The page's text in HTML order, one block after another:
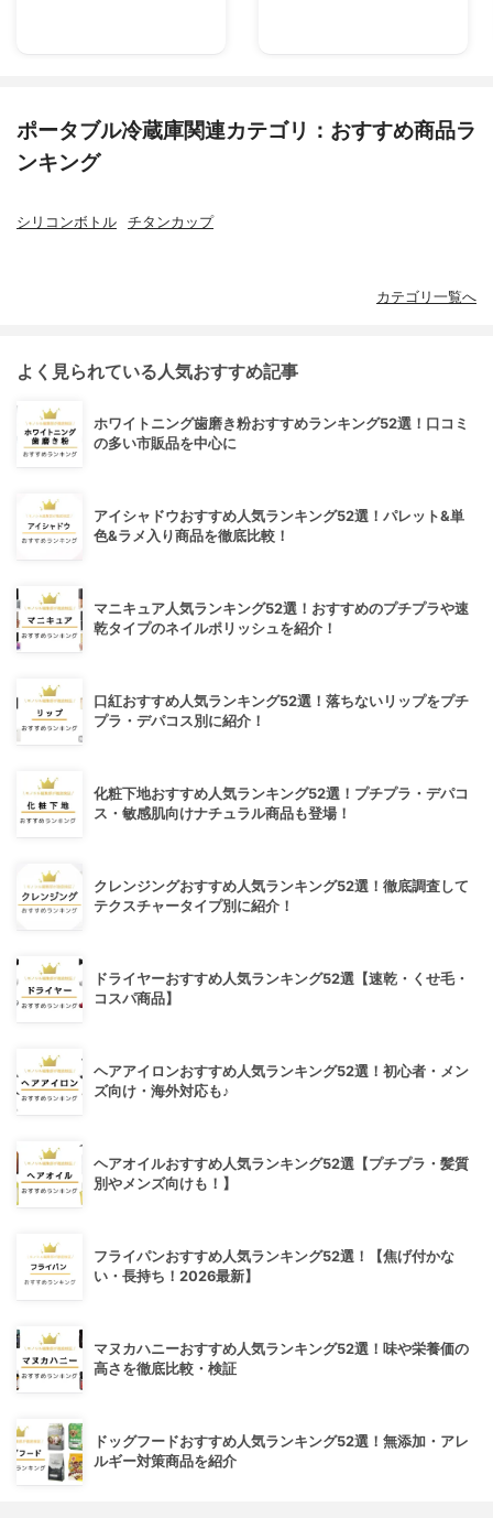
ポータブル冷蔵庫関連カテゴリ：おすすめ商品ラ
ンキング
シリコンボトル チタンカップ
カテゴリ一覧へ
よく見られている人気おすすめ記事
ホワイトニング歯磨き粉おすすめランキング52選！口コミ
の多い市販品を中心に
アイシャドウおすすめ人気ランキング52選！パレット&単
色&ラメ入り商品を徹底比較！
マニキュア人気ランキング52選！おすすめのプチプラや速
乾タイプのネイルポリッシュを紹介！
口紅おすすめ人気ランキング52選！落ちないリップをプチ
プラ・デパコス別に紹介！
化粧下地おすすめ人気ランキング52選！プチプラ・デパコ
ス・敏感肌向けナチュラル商品も登場！
クレンジングおすすめ人気ランキング52選！徹底調査して
テクスチャータイプ別に紹介！
ドライヤーおすすめ人気ランキング52選【速乾・くせ毛・
コスパ商品】
ヘアアイロンおすすめ人気ランキング52選！初心者・メン
ズ向け・海外対応も♪
ヘアオイルおすすめ人気ランキング52選【プチプラ・髪質
別やメンズ向けも！】
フライパンおすすめ人気ランキング52選！【焦げ付かな
い・長持ち！2026最新】
マヌカハニーおすすめ人気ランキング52選！味や栄養価の
高さを徹底比較・検証
ドッグフードおすすめ人気ランキング52選！無添加・アレ
ルギー対策商品を紹介